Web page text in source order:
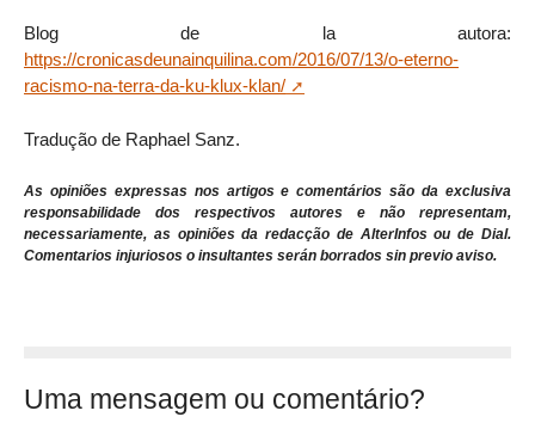
Blog de la autora:
https://cronicasdeunainquilina.com/2016/07/13/o-eterno-
racismo-na-terra-da-ku-klux-klan/
Tradução de Raphael Sanz.
As opiniões expressas nos artigos e comentários são da exclusiva
responsabilidade dos respectivos autores e não representam,
necessariamente, as opiniões da redacção de AlterInfos ou de Dial.
Comentarios injuriosos o insultantes serán borrados sin previo aviso.
Uma mensagem ou comentário?